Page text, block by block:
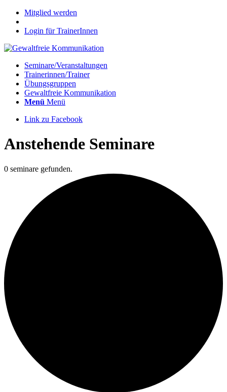
Mitglied werden
Login für TrainerInnen
Seminare/Veranstaltungen
Trainerinnen/Trainer
Übungsgruppen
Gewaltfreie Kommunikation
Menü Menü
Link zu Facebook
Anstehende Seminare
0 seminare gefunden.